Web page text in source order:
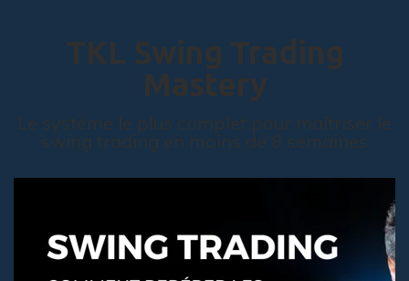
TKL Swing Trading
Mastery
Le système le plus complet pour maîtriser le
swing trading en moins de 8 semaines